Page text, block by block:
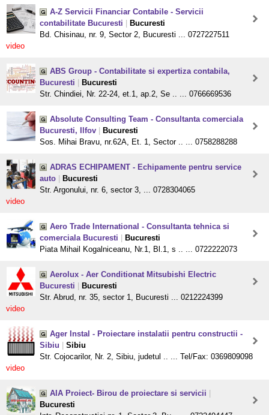
A-Z Servicii Financiar Contabile - Servicii
contabilitate Bucuresti
Bucuresti
Bd. Chisinau, nr. 9, Sector 2, Bucuresti ... 0727227511
video
ABS Group - Contabilitate si expertiza contabila,
Bucuresti
Bucuresti
Str. Chindiei, Nr. 22-24, et.1, ap.2, Se .. ... 0766669536
Absolute Consulting Team - Consultanta comerciala
Bucuresti, Ilfov
Bucuresti
Sos. Mihai Bravu, nr.62A, Et. 1, Sector .. ... 0758288288
ADRAS ECHIPAMENT - Echipamente pentru service
auto
Bucuresti
Str. Argonului, nr. 6, sector 3, ... 0728304065
video
Aero Trade International - Consultanta tehnica si
comerciala Bucuresti
Bucuresti
Piata Mihail Kogalniceanu, Nr.1, Bl.1, s .. ... 0722222073
Aerolux - Aer Conditionat Mitsubishi Electric
Bucuresti
Bucuresti
Str. Abrud, nr. 35, sector 1, Bucuresti ... 0212224399
video
Ager Instal - Proiectare instalatii pentru constructii -
Sibiu
Sibiu
Str. Cojocarilor, Nr. 2, Sibiu, judetul .. ... Tel/Fax: 0369809098
video
AIA Proiect- Birou de proiectare si servicii
Bucuresti